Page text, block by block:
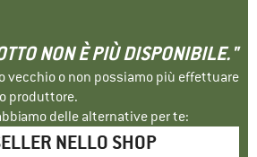
NON È PIÙ DISPONIBILE."
vecchio o non possiamo più effettuare
produttore.
delle alternative per te:
NELLO SHOP